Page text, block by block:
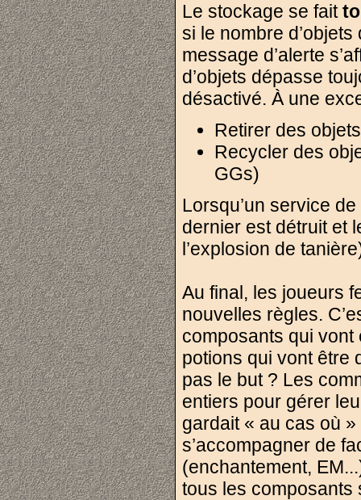
Le stockage se fait
si le nombre
message d’alerte
d’objets dépasse
désactivé. À une
Retirer des
Recycler des
GGs)
Lorsqu’un service
dernier est détruit et
l’explosion de
Au final, les joueurs
nouvelles règles.
composants qui
potions qui vont être
pas le but ? Les
entiers pour gérer
gardait « au cas où
s’accompagner de
(enchantement,
tous les composants